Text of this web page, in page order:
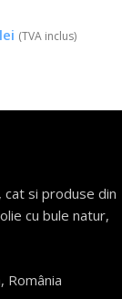
lei (TVA inclus)
cat si produse din
cu bule natur,
România